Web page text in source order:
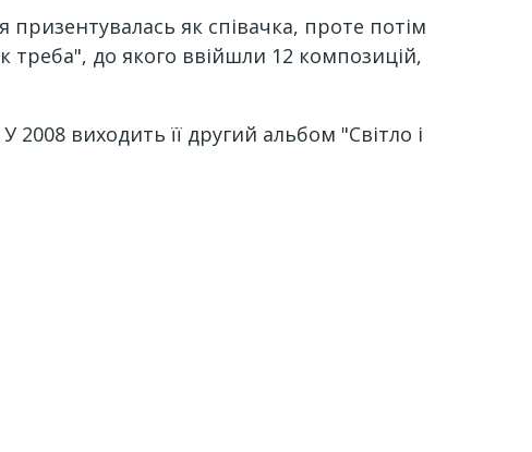
як співачка, проте потім
до якого ввійшли 12 композицій,
виходить її другий альбом "Світло і